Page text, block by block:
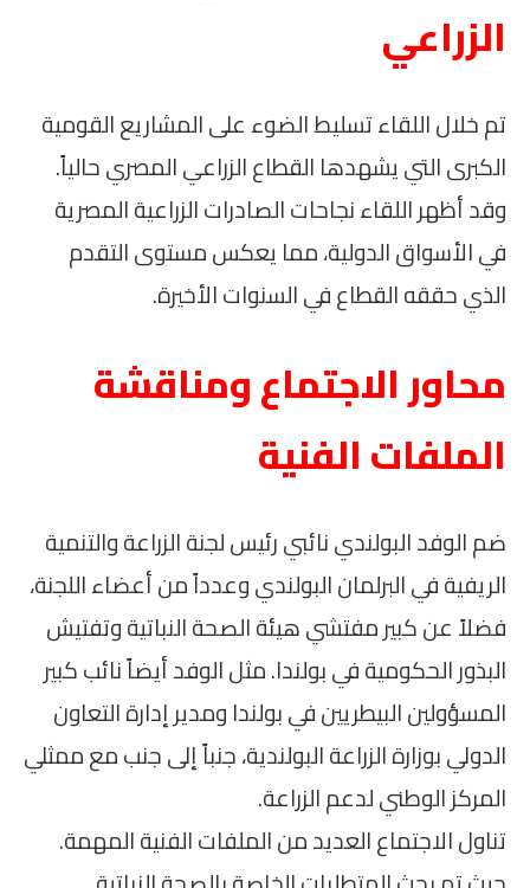
الزراعي
تم خلال اللقاء تسليط الضوء على المشاريع القومية
الكبرى التي يشهدها القطاع الزراعي المصري حالياً.
وقد أظهر اللقاء نجاحات الصادرات الزراعية المصرية
في الأسواق الدولية، مما يعكس مستوى التقدم
الذي حققه القطاع في السنوات الأخيرة.
محاور الاجتماع ومناقشة
الملفات الفنية
ضم الوفد البولندي نائبي رئيس لجنة الزراعة والتنمية
الريفية في البرلمان البولندي وعدداً من أعضاء اللجنة،
فضلاً عن كبير مفتشي هيئة الصحة النباتية وتفتيش
البذور الحكومية في بولندا. مثل الوفد أيضاً نائب كبير
المسؤولين البيطريين في بولندا ومدير إدارة التعاون
الدولي بوزارة الزراعة البولندية، جنباً إلى جنب مع ممثلي
المركز الوطني لدعم الزراعة.
تناول الاجتماع العديد من الملفات الفنية المهمة.